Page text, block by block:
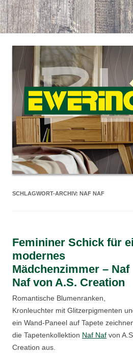
SCHLAGWORT-ARCHIV: NAF NAF
Femininer Schick für
modernes
Mädchenzimmer – Naf
Naf von A.S. Creation
Romantische Blumenranken,
Kronleuchter mit Glitzerpigmenten
ein Wand-Paneel auf Tapete
die Tapetenkollektion Naf Naf von A.S.
Creation aus.